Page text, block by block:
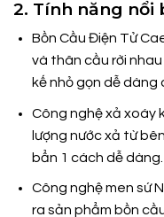
2. Tính năng nổi
Bồn Cầu Điện Tử
và thân cầu rời
kế nhỏ gọn dễ dàng
Công nghệ xả xoáy
lượng nước xả từ
bẩn 1 cách dễ dàng.
Công nghệ men sứ
ra sản phẩm bồn